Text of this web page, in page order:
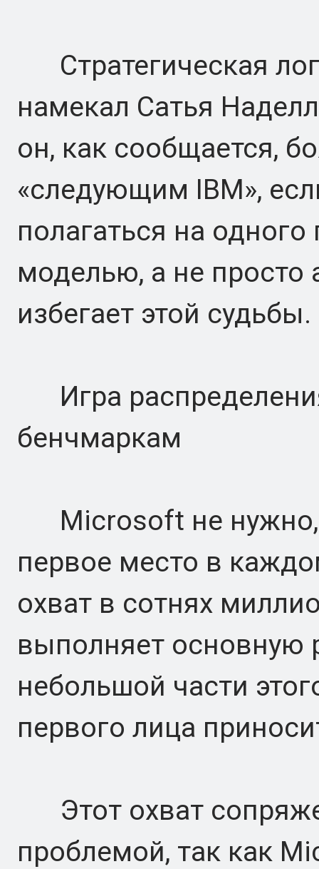
Стратегическая
намекал Сатья
он, как сообщается,
«следующим IBM»,
полагаться на
моделью, а не просто
избегает этой судьбы.
Игра
бенчмаркам
Microsoft не нужно,
первое место в
охват в сотнях
выполняет основную
небольшой части
первого лица
Этот охват
проблемой, так как